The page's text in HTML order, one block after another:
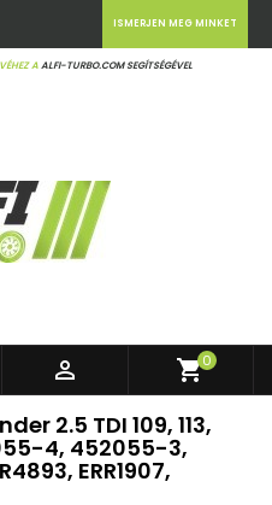
AALFI-TURBO.COM SEGÍTSÉGÉVEL
ISMERJEN MEG MINKET
 shopping_cart0
2.5 TDI 109, 113,
4, 452055-3,
ERR1907,